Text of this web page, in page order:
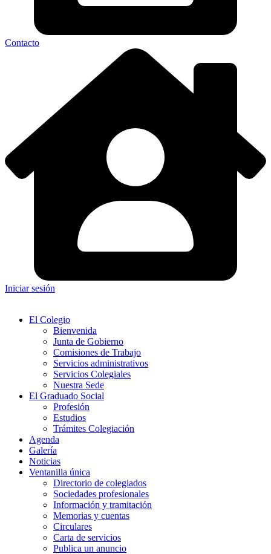
Contacto
Iniciar sesión
El Colegio
Bienvenida
Junta de Gobierno
Comisiones de Trabajo
Servicios administrativos
Servicios Colegiales
Nuestra Sede
El Graduado Social
Profesión
Estudios
Trámites Colegiación
Agenda
Galería
Noticias
Ventanilla única
Directorio de colegiados
Sociedades profesionales
Información y tramitación
Memorias y cuentas
Circulares
Carta de servicios
Publica un anuncio